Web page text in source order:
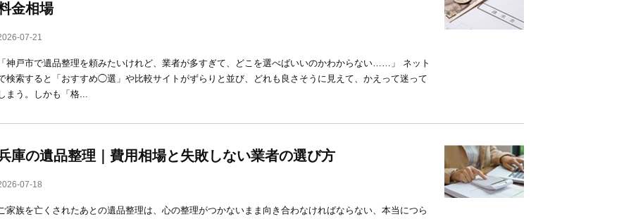
金相場
07-21
「神戸市で遺品整理を頼みたいけれど、業者が多すぎて、どこを選べばいいのかわからない……」 ネット
検索すると「おすすめ◯選」や比較サイトがずらりと並び、どれも良さそうに見えて、かえって迷って
まう。しかも「格...
庫の遺品整理｜費用相場と失敗しない業者の選び方
07-18
家族を亡くされたあとの遺品整理は、心の整理がつかないまま向き合わなければならない、本当につら